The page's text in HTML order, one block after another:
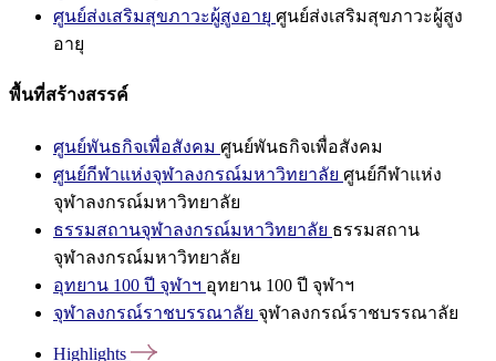
ศูนย์ส่งเสริมสุขภาวะผู้สูงอายุ ศูนย์ส่งเสริมสุขภาวะผู้สูง
อายุ
พื้นที่สร้างสรรค์
ศูนย์พันธกิจเพื่อสังคม ศูนย์พันธกิจเพื่อสังคม
ศูนย์กีฬาแห่งจุฬาลงกรณ์มหาวิทยาลัย ศูนย์กีฬาแห่ง
จุฬาลงกรณ์มหาวิทยาลัย
ธรรมสถานจุฬาลงกรณ์มหาวิทยาลัย ธรรมสถาน
จุฬาลงกรณ์มหาวิทยาลัย
อุทยาน 100 ปี จุฬาฯ อุทยาน 100 ปี จุฬาฯ
จุฬาลงกรณ์ราชบรรณาลัย จุฬาลงกรณ์ราชบรรณาลัย
Highlights